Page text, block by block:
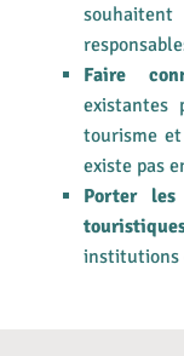
Faire
existantes
tourisme
existe pas
Porter
institutions